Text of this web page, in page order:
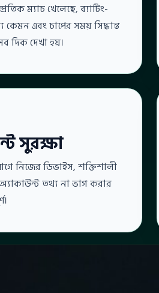
ম্যাচ খেলেছে, ব্যাটিং-
কেমন এবং চাপের সময় সিদ্ধান্ত
দিক দেখা হয়।
সুরক্ষা
নিজের ডিভাইস, শক্তিশালী
তথ্য না ভাগ করার